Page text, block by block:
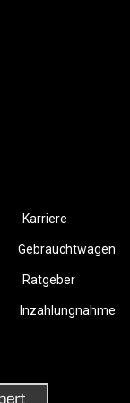
Karriere
Gebrauchtwagen
Ratgeber
Inzahlungnahme